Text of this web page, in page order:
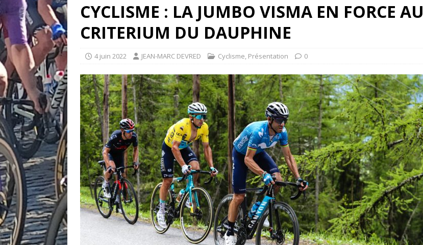
CYCLISME : LA JUMBO VISMA EN FORCE AU
CRITERIUM DU DAUPHINE
4 juin 2022 JEAN-MARC DEVRED Cyclisme, Présentation 0